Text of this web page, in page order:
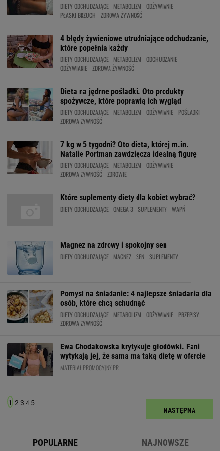
DIETY ODCHUDZAJĄCE METABOLIZM
ODŻYWIANIE
PŁASKI BRZUCH
ZDROWA ŻYWNOŚĆ
4 błędy żywieniowe utrudniające odchudzanie,
które popełnia każdy
DIETY ODCHUDZAJĄCE METABOLIZM
ODCHUDZANIE
ODŻYWIANIE ZDROWA ŻYWNOŚĆ
Dieta na jędrne pośladki. Oto produkty
spożywcze, które poprawią ich wygląd
DIETY ODCHUDZAJĄCE METABOLIZM ODŻYWIANIE
POŚLADKI
ZDROWA ŻYWNOŚĆ
7 kg w 5 tygodni? Oto dieta, której m.in.
Natalie Portman zawdzięcza idealną figurę
DIETY ODCHUDZAJĄCE METABOLIZM
ODŻYWIANIE
ZDROWA ŻYWNOŚĆ ZDROWIE
Które suplementy diety dla kobiet wybrać?
DIETY ODCHUDZAJĄCE OMEGA 3 SUPLEMENTY WAPŃ
Magnez na zdrowy i spokojny sen
DIETY ODCHUDZAJĄCE MAGNEZ SEN SUPLEMENTY
Pomysł na śniadanie: 4 najlepsze śniadania dla
osób, które chcą schudnąć
DIETY ODCHUDZAJĄCE METABOLIZM ODŻYWIANIE
PRZEPISY
ZDROWA ŻYWNOŚĆ
Ewa Chodakowska krytykuje głodówki. Fani
wytykają jej, że sama ma taką dietę w ofercie
MATERIAŁ PROMOCYJNY PR
1 2 3 4 5
NASTĘPNA
POPULARNE NAJNOWSZE